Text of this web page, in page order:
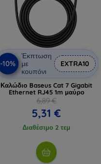
-10%
Έκπτωση
με
κουπόνι
EXTRA10
Καλώδιο Baseus Cat 7 Gigabit
Ethernet RJ45 1m μαύρο
6,89 €
5,31 €
Διαθέσιμο 2 τεμ